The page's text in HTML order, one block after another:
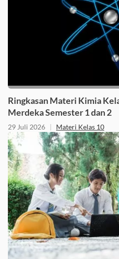
Ringkasan Materi Kimia
Merdeka Semester 1 dan 2
29 Juli 2026 | Materi Kelas 10